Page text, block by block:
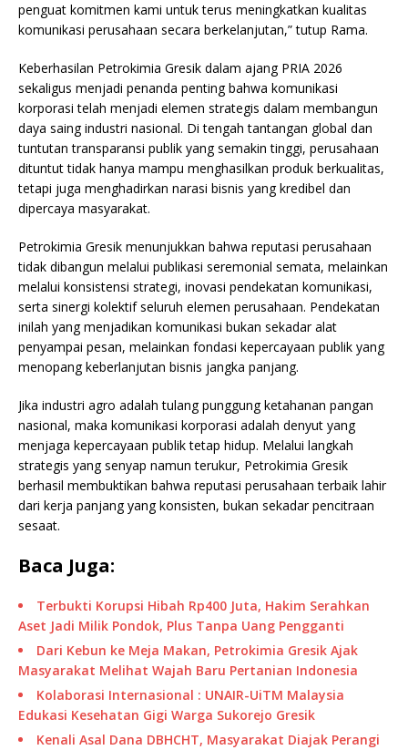
penguat komitmen kami untuk terus meningkatkan kualitas
komunikasi perusahaan secara berkelanjutan,” tutup Rama.
Keberhasilan Petrokimia Gresik dalam ajang PRIA 2026
sekaligus menjadi penanda penting bahwa komunikasi
korporasi telah menjadi elemen strategis dalam membangun
daya saing industri nasional. Di tengah tantangan global dan
tuntutan transparansi publik yang semakin tinggi, perusahaan
dituntut tidak hanya mampu menghasilkan produk berkualitas,
tetapi juga menghadirkan narasi bisnis yang kredibel dan
dipercaya masyarakat.
Petrokimia Gresik menunjukkan bahwa reputasi perusahaan
tidak dibangun melalui publikasi seremonial semata, melainkan
melalui konsistensi strategi, inovasi pendekatan komunikasi,
serta sinergi kolektif seluruh elemen perusahaan. Pendekatan
inilah yang menjadikan komunikasi bukan sekadar alat
penyampai pesan, melainkan fondasi kepercayaan publik yang
menopang keberlanjutan bisnis jangka panjang.
Jika industri agro adalah tulang punggung ketahanan pangan
nasional, maka komunikasi korporasi adalah denyut yang
menjaga kepercayaan publik tetap hidup. Melalui langkah
strategis yang senyap namun terukur, Petrokimia Gresik
berhasil membuktikan bahwa reputasi perusahaan terbaik lahir
dari kerja panjang yang konsisten, bukan sekadar pencitraan
sesaat.
Baca Juga:
Terbukti Korupsi Hibah Rp400 Juta, Hakim Serahkan
Aset Jadi Milik Pondok, Plus Tanpa Uang Pengganti
Dari Kebun ke Meja Makan, Petrokimia Gresik Ajak
Masyarakat Melihat Wajah Baru Pertanian Indonesia
Kolaborasi Internasional : UNAIR-UiTM Malaysia
Edukasi Kesehatan Gigi Warga Sukorejo Gresik
Kenali Asal Dana DBHCHT, Masyarakat Diajak Perangi